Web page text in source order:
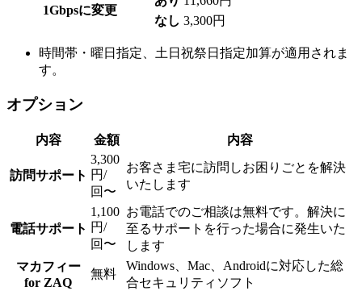
1Gbpsに変更
なし 3,300円
時間帯・曜日指定、土日祝祭日指定加算が適用されま
す。
オプション
内容 金額 内容
訪問サポート
3,300
円/
回〜
お客さま宅に訪問しお困りごとを解決
いたします
電話サポート
1,100
円/
回〜
お電話でのご相談は無料です。解決に
至るサポートを行った場合に発生いた
します
マカフィー
for ZAQ
無料
Windows、Mac、Androidに対応した総
合セキュリティソフト